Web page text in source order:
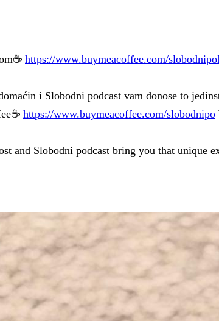
https://www.buymeacoffee.com/
i Slobodni podcast vam donose to
https://www.buymeacoffee.com/slobodnipo
and Slobodni podcast bring you that unique